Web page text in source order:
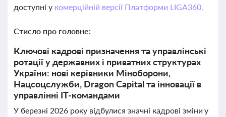
доступні у комерційній версії Платформи LIGA360.
Стисло про головне:
Ключові кадрові призначення та управлінські
ротації у державних і приватних структурах
України: нові керівники Міноборони,
Нацсоцслужби, Dragon Capital та інновації в
управлінні ІТ-командами
У березні 2026 року відбулися значні кадрові зміни у